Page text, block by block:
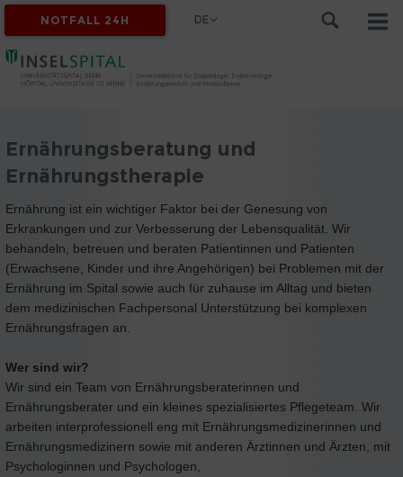
NOTFALL 24H DE
Ernährungsberatung und
Ernährungstherapie
Ernährung ist ein wichtiger Faktor bei der Genesung von
Erkrankungen und zur Verbesserung der Lebensqualität. Wir
behandeln, betreuen und beraten Patientinnen und Patienten
(Erwachsene, Kinder und ihre Angehörigen) bei Problemen mit der
Ernährung im Spital sowie auch für zuhause im Alltag und bieten
dem medizinischen Fachpersonal Unterstützung bei komplexen
Ernährungsfragen an.
Wer sind wir?
Wir sind ein Team von Ernährungsberaterinnen und
Ernährungsberater und ein kleines spezialisiertes Pflegeteam. Wir
arbeiten interprofessionell eng mit Ernährungsmedizinerinnen und
Ernährungsmedizinern sowie mit anderen Ärztinnen und Ärzten, mit
Psychologinnen und Psychologen,